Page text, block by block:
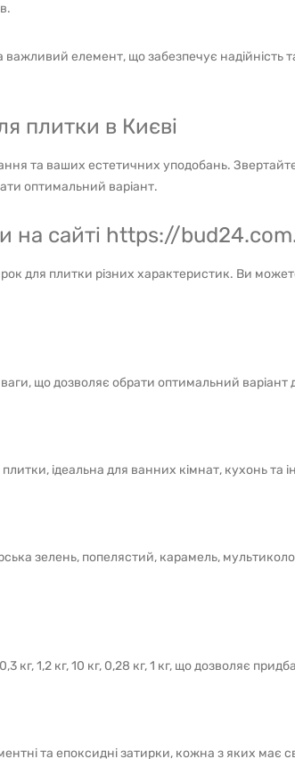
елемент, що забезпечує надійність
плитки в Києві
та ваших естетичних уподобань.
оптимальний варіант.
на сайті https://
для плитки різних характеристик. Ви
що дозволяє обрати оптимальний
ідеальна для ванних кімнат, кухонь та
зелень, попелястий, карамель,
1,2 кг, 10 кг, 0,28 кг, 1 кг, що дозволяє
та епоксидні затирки, кожна з яких має